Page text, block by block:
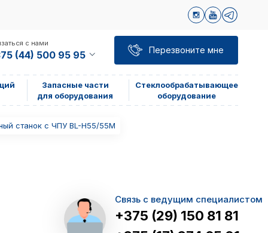
с нами
(44) 500 95 95 Перезвоните мне
Запасные части
для оборудования
Стеклообрабатывающее
оборудование
станок с ЧПУ BL-H55/55M
Связь с ведущим специалистом
+375 (29) 150 81 81